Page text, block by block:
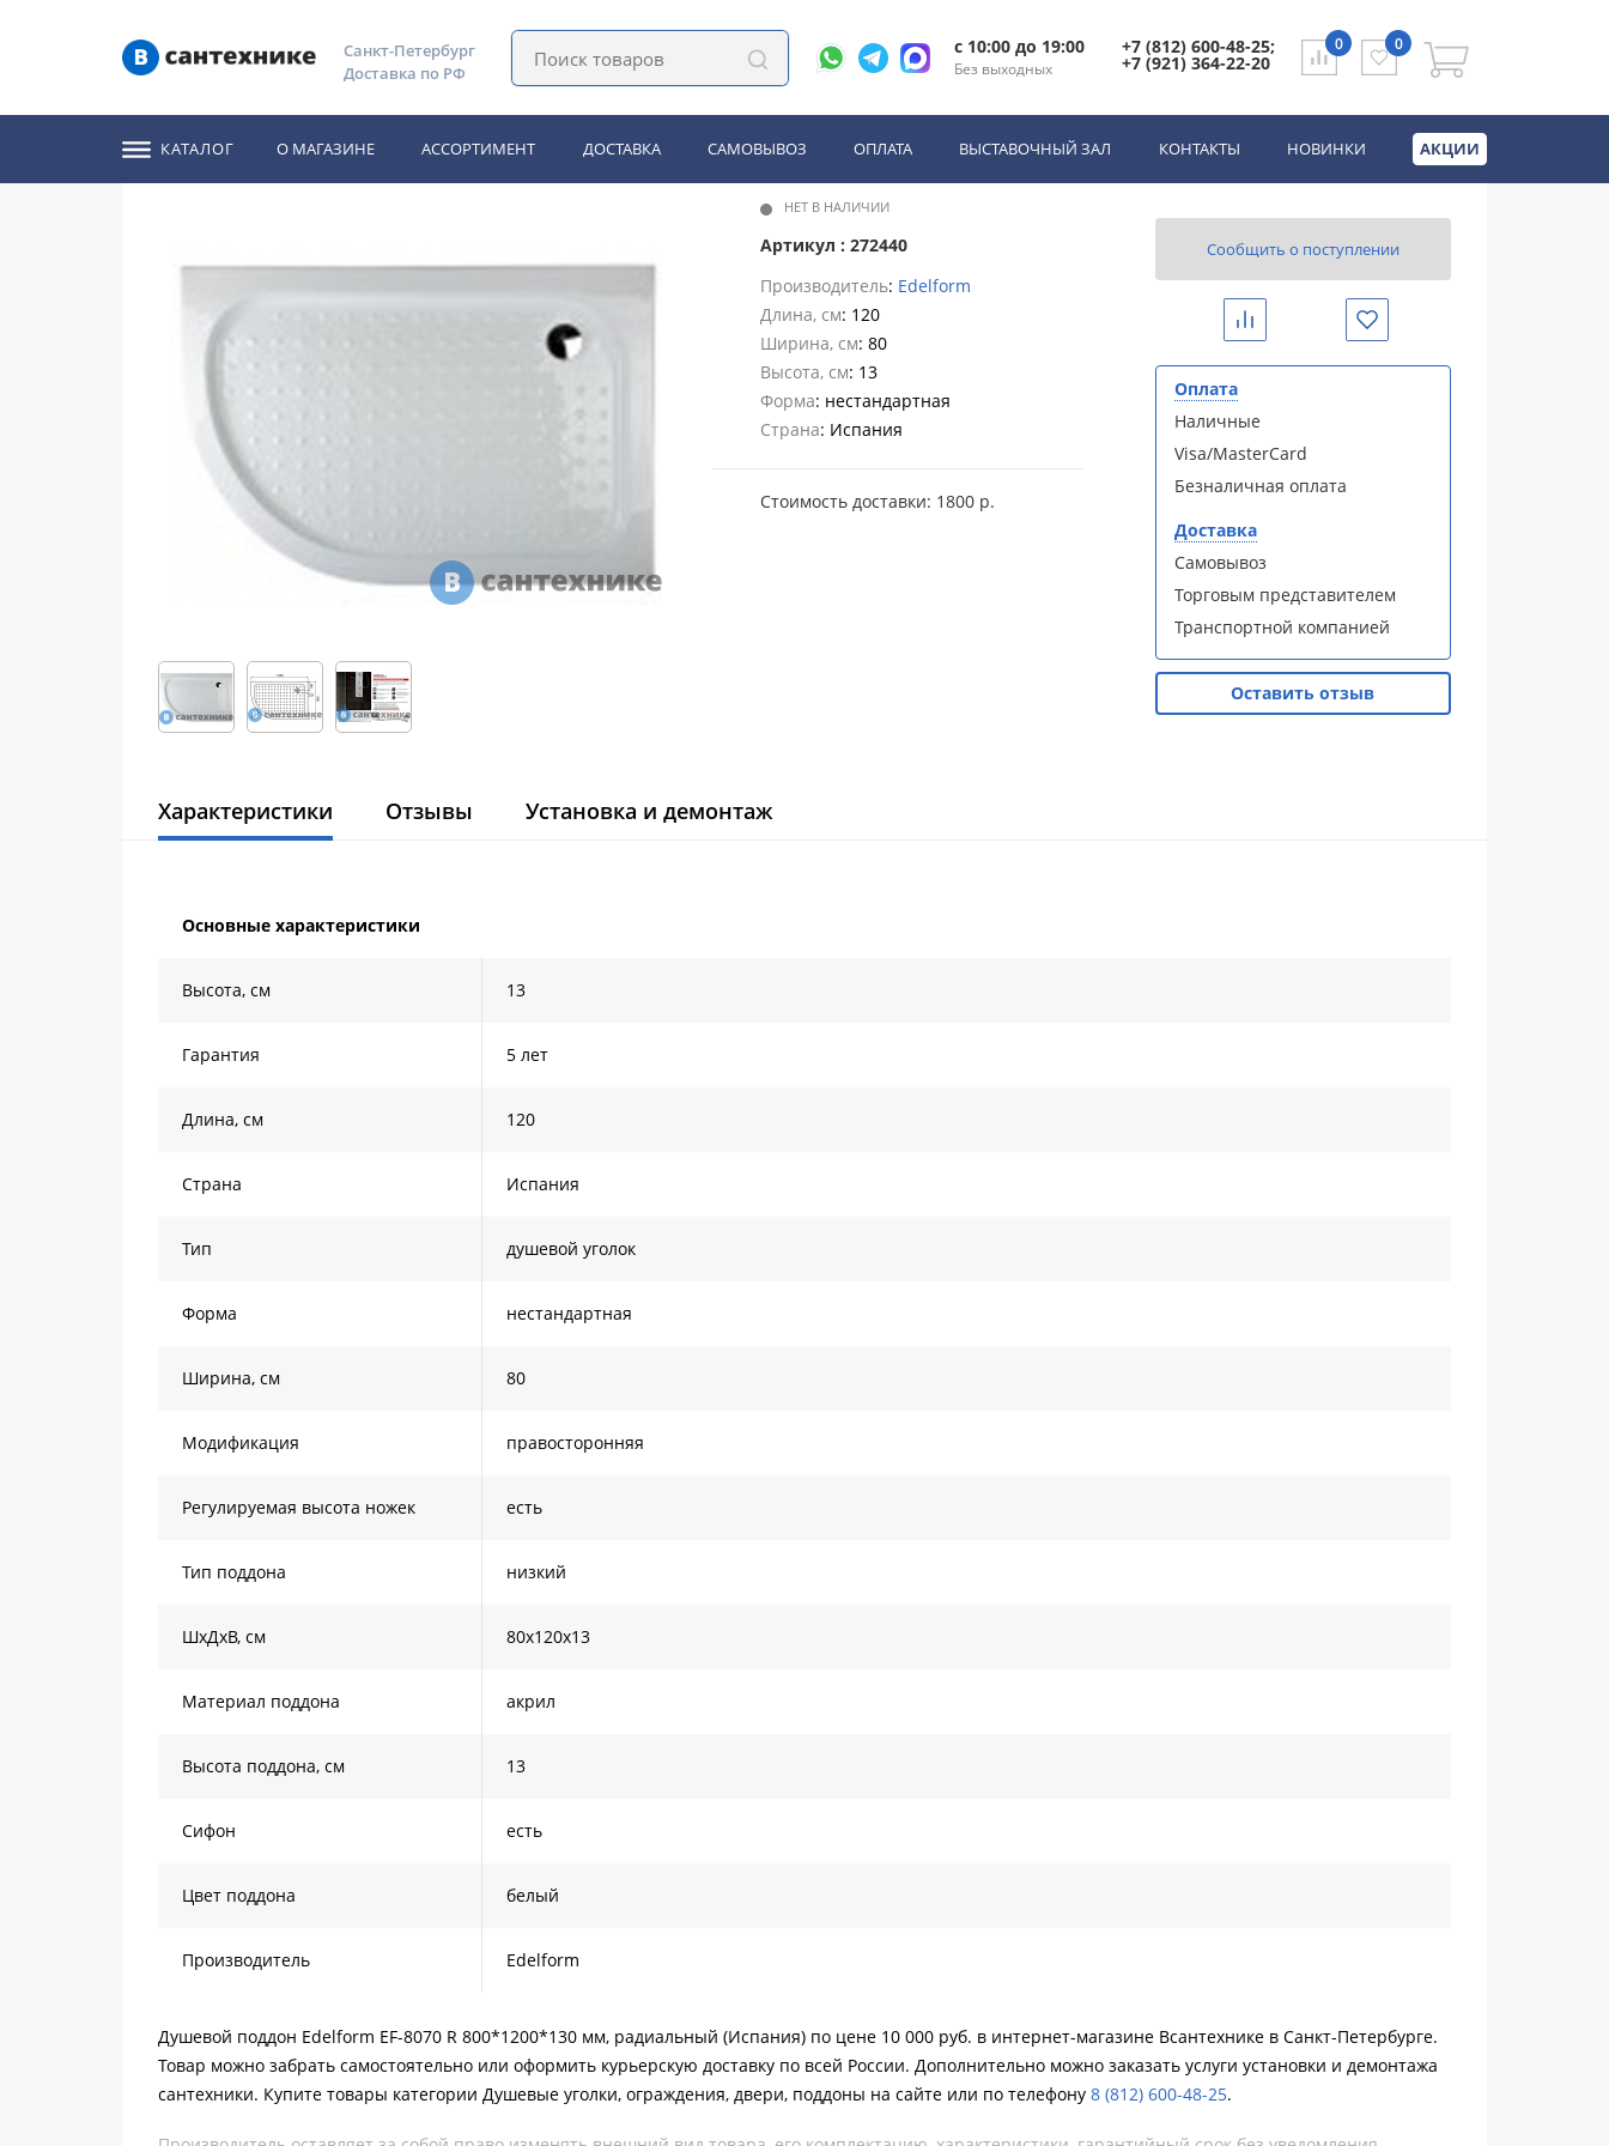
Санкт-Петербург
Доставка по РФ
c 10:00 до 19:00
Без выходных
+7 (812) 600-48-25;
+7 (921) 364-22-20
0 0
КАТАЛОГ О МАГАЗИНЕ АССОРТИМЕНТ ДОСТАВКА САМОВЫВОЗ ОПЛАТА ВЫСТАВОЧНЫЙ ЗАЛ КОНТАКТЫ НОВИНКИ АКЦИИ
Душевые уголки, ограждения, двери, поддоны Душевой поддон Edelform EF-8070 R 800*1200*130 мм, радиальный
Душевой поддон Edelform EF-8070 R 800*1200*130 мм, радиальный
НЕТ В НАЛИЧИИ
Артикул : 272440
Производитель: Edelform
Длина, см: 120
Ширина, см: 80
Высота, см: 13
Форма: нестандартная
Страна: Испания
Стоимость доставки: 1800 р.
Сообщить о поступлении
Сравнить Избранное
Оплата
Наличные
Visa/MasterCard
Безналичная оплата
Доставка
Самовывоз
Торговым представителем
Транспортной компанией
Оставить отзыв
Характеристики Отзывы Установка и демонтаж
Основные характеристики
Высота, см 13
Гарантия 5 лет
Длина, см 120
Страна Испания
Тип душевой уголок
Форма нестандартная
Ширина, см 80
Модификация правосторонняя
Регулируемая высота ножек есть
Тип поддона низкий
ШхДхВ, см 80х120х13
Материал поддона акрил
Высота поддона, см 13
Сифон есть
Цвет поддона белый
Производитель Edelform
Душевой поддон Edelform EF-8070 R 800*1200*130 мм, радиальный (Испания) по цене 10 000 руб. в интернет-магазине Всантехнике в Санкт-Петербурге.
Товар можно забрать самостоятельно или оформить курьерскую доставку по всей России. Дополнительно можно заказать услуги установки и демонтажа
сантехники. Купите товары категории Душевые уголки, ограждения, двери, поддоны на сайте или по телефону 8 (812) 600-48-25.